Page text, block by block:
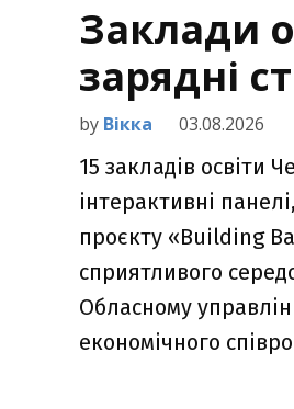
Заклади
зарядні
by Вікка 03.08.2026
15 закладів освіти
інтерактивні
проєкту «Building
сприятливого
Обласному
економічного